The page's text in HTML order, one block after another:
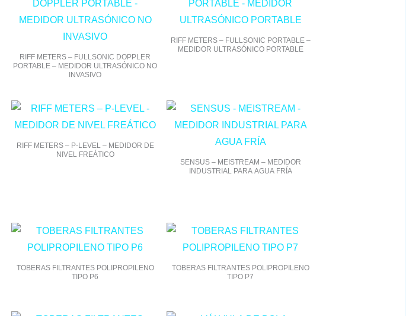
RIFF METERS – FULLSONIC DOPPLER
PORTABLE – MEDIDOR ULTRASÓNICO NO
INVASIVO
RIFF METERS – FULLSONIC PORTABLE –
MEDIDOR ULTRASÓNICO PORTABLE
RIFF METERS – P-LEVEL – MEDIDOR DE
NIVEL FREÁTICO
SENSUS – MEISTREAM – MEDIDOR
INDUSTRIAL PARA AGUA FRÍA
TOBERAS FILTRANTES POLIPROPILENO
TIPO P6
TOBERAS FILTRANTES POLIPROPILENO
TIPO P7